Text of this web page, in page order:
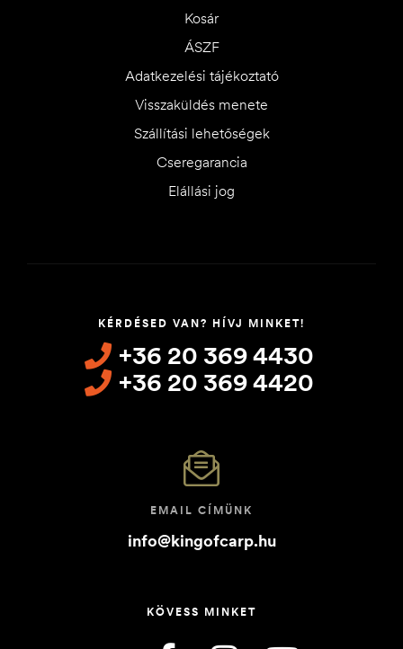
Kosár
ÁSZF
Adatkezelési tájékoztató
Visszaküldés menete
Szállítási lehetőségek
Cseregarancia
Elállási jog
KÉRDÉSED VAN? HÍVJ MINKET!
+36 20 369 4430
+36 20 369 4420
EMAIL CÍMÜNK
info@kingofcarp.hu
KÖVESS MINKET